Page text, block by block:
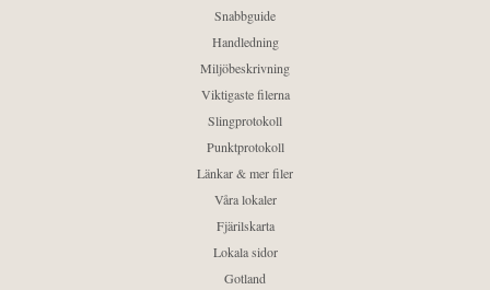
Snabbguide
Handledning
Miljöbeskrivning
Viktigaste filerna
Slingprotokoll
Punktprotokoll
Länkar & mer filer
Våra lokaler
Fjärilskarta
Lokala sidor
Gotland